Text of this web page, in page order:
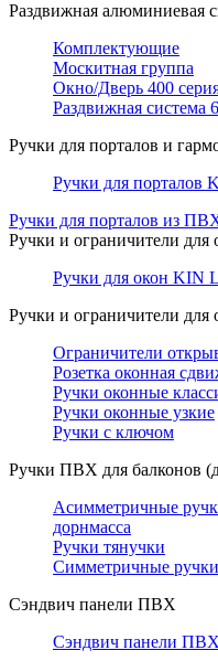
Раздвижная алюминиевая
Комплектующие
Москитная группа
Окно/Дверь 400
Раздвижная система
Ручки для порталов и
Ручки для порталов
Ручки для порталов из
Ручки и ограничители
Ручки для окон KIN
Ручки и ограничители для
Ограничители
Розетка оконная
Ручки оконные
Ручки оконные узкие
Ручки с ключом
Ручки ПВХ для балконов
Асимметричные
дорнмасса
Ручки тянучки
Симметричные
Сэндвич панели ПВХ
Сэндвич панели